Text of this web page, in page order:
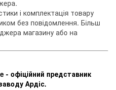
і комплектація товару
без повідомлення. Більш
магазину або на
офіційний представник
Ардіс.